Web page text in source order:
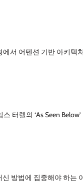
서 어텐션 기반 아키텍
터렐의 ‘As Seen
방법에 집중해야 하는